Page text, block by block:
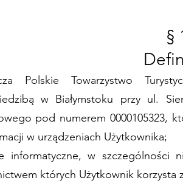
§
Polskie Towarzystwo
w Białymstoku przy ul.
pod numerem 0000105323,
w urządzeniach Użytkownika;
informatyczne, w szczególności
których Użytkownik korzysta